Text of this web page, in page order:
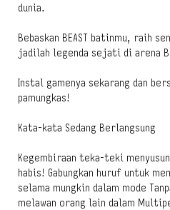
dunia.
Bebaskan BEAST batinmu, raih
jadilah legenda sejati di arena
Instal gamenya sekarang dan
pamungkas!
Kata-kata Sedang Berlangsung
Kegembiraan teka-teki
habis! Gabungkan huruf untuk
selama mungkin dalam mode
melawan orang lain dalam